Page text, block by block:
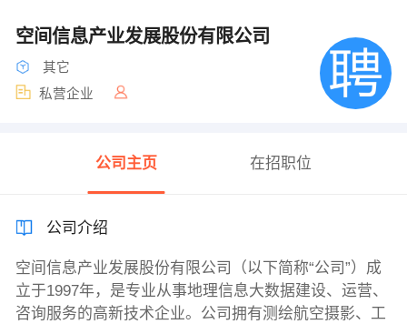
空间信息产业发展股份有限公司
其它
私营企业
公司主页 在招职位
公司介绍
空间信息产业发展股份有限公司（以下简称“公司”）成
立于1997年，是专业从事地理信息大数据建设、运营、
咨询服务的高新技术企业。公司拥有测绘航空摄影、工